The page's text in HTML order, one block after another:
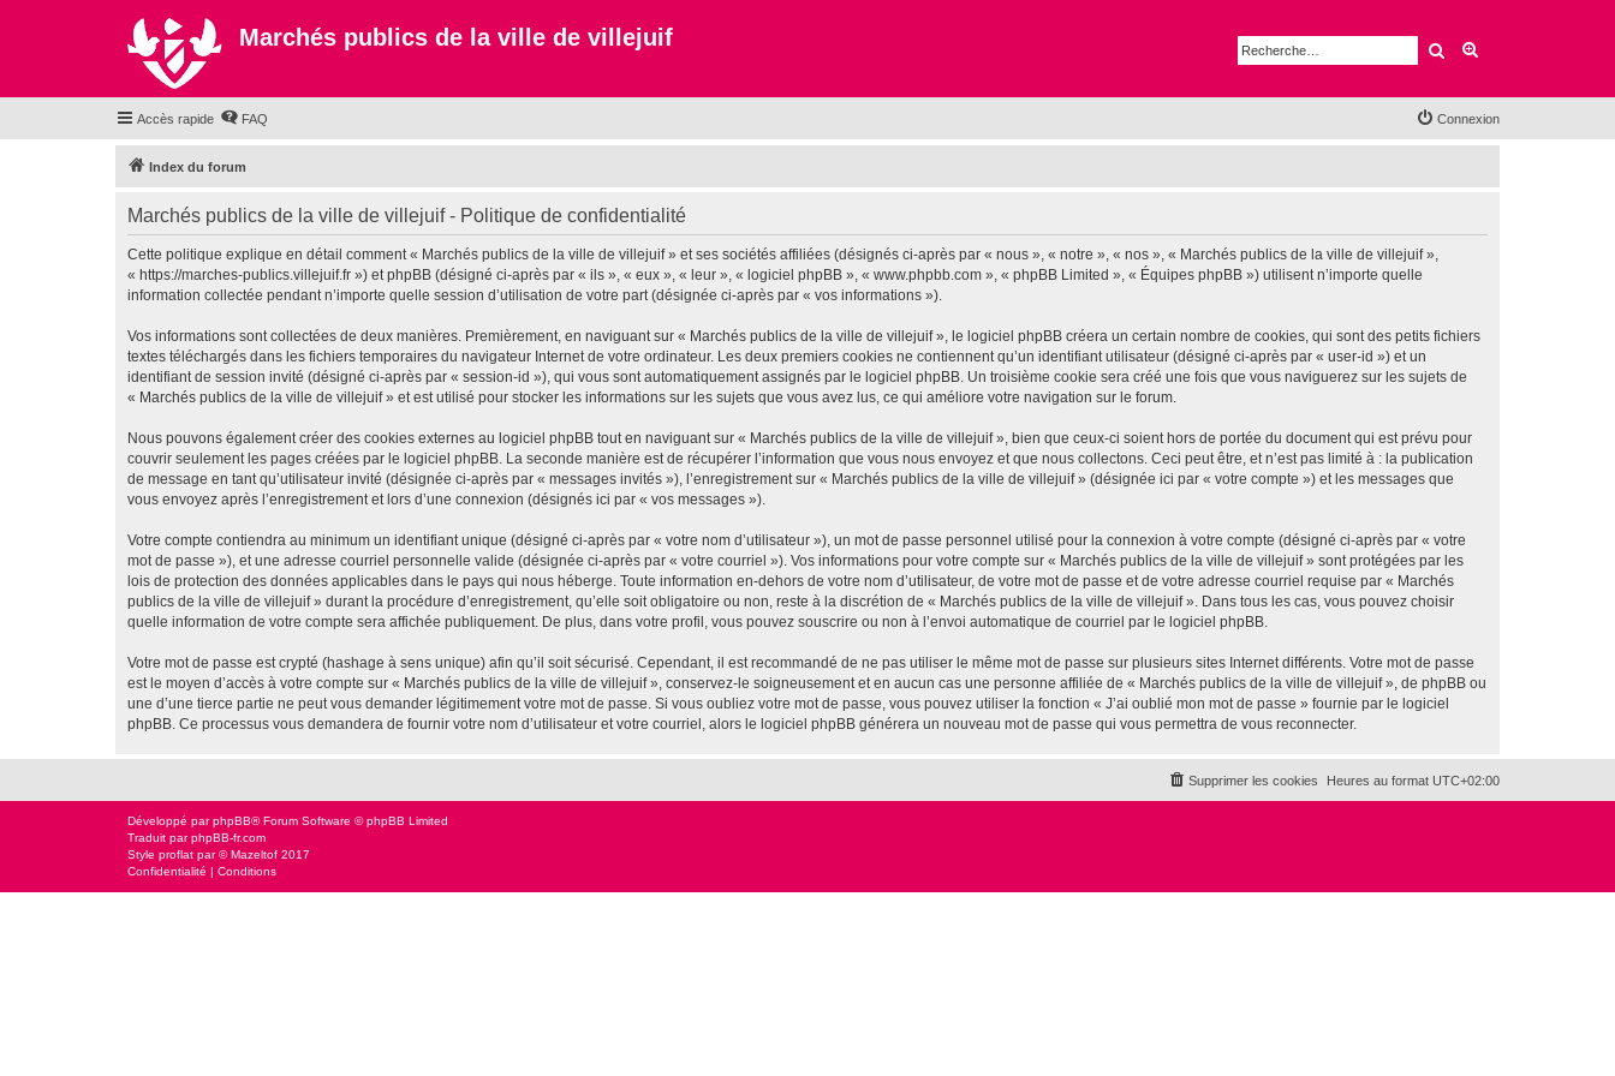
Marchés publics de la ville de villejuif Rechercher
Accès rapide FAQ Connexion
Index du forum
Marchés publics de la ville de villejuif - Politique de confidentialité
Cette politique explique en détail comment « Marchés publics de la ville de villejuif » et ses sociétés affiliées (désignés ci-après par « nous », « notre », « nos », « Marchés publics de la ville de villejuif »,
« https://marches-publics.villejuif.fr ») et phpBB (désigné ci-après par « ils », « eux », « leur », « logiciel phpBB », « www.phpbb.com », « phpBB Limited », « Équipes phpBB ») utilisent n’importe quelle
information collectée pendant n’importe quelle session d’utilisation de votre part (désignée ci-après par « vos informations »).
Vos informations sont collectées de deux manières. Premièrement, en naviguant sur « Marchés publics de la ville de villejuif », le logiciel phpBB créera un certain nombre de cookies, qui sont des petits fichiers
textes téléchargés dans les fichiers temporaires du navigateur Internet de votre ordinateur. Les deux premiers cookies ne contiennent qu’un identifiant utilisateur (désigné ci-après par « user-id ») et un
identifiant de session invité (désigné ci-après par « session-id »), qui vous sont automatiquement assignés par le logiciel phpBB. Un troisième cookie sera créé une fois que vous naviguerez sur les sujets de
« Marchés publics de la ville de villejuif » et est utilisé pour stocker les informations sur les sujets que vous avez lus, ce qui améliore votre navigation sur le forum.
Nous pouvons également créer des cookies externes au logiciel phpBB tout en naviguant sur « Marchés publics de la ville de villejuif », bien que ceux-ci soient hors de portée du document qui est prévu pour
couvrir seulement les pages créées par le logiciel phpBB. La seconde manière est de récupérer l’information que vous nous envoyez et que nous collectons. Ceci peut être, et n’est pas limité à : la publication
de message en tant qu’utilisateur invité (désignée ci-après par « messages invités »), l’enregistrement sur « Marchés publics de la ville de villejuif » (désignée ici par « votre compte ») et les messages que
vous envoyez après l’enregistrement et lors d’une connexion (désignés ici par « vos messages »).
Votre compte contiendra au minimum un identifiant unique (désigné ci-après par « votre nom d’utilisateur »), un mot de passe personnel utilisé pour la connexion à votre compte (désigné ci-après par « votre
mot de passe »), et une adresse courriel personnelle valide (désignée ci-après par « votre courriel »). Vos informations pour votre compte sur « Marchés publics de la ville de villejuif » sont protégées par les
lois de protection des données applicables dans le pays qui nous héberge. Toute information en-dehors de votre nom d’utilisateur, de votre mot de passe et de votre adresse courriel requise par « Marchés
publics de la ville de villejuif » durant la procédure d’enregistrement, qu’elle soit obligatoire ou non, reste à la discrétion de « Marchés publics de la ville de villejuif ». Dans tous les cas, vous pouvez choisir
quelle information de votre compte sera affichée publiquement. De plus, dans votre profil, vous pouvez souscrire ou non à l’envoi automatique de courriel par le logiciel phpBB.
Votre mot de passe est crypté (hashage à sens unique) afin qu’il soit sécurisé. Cependant, il est recommandé de ne pas utiliser le même mot de passe sur plusieurs sites Internet différents. Votre mot de passe
est le moyen d’accès à votre compte sur « Marchés publics de la ville de villejuif », conservez-le soigneusement et en aucun cas une personne affiliée de « Marchés publics de la ville de villejuif », de phpBB ou
une d’une tierce partie ne peut vous demander légitimement votre mot de passe. Si vous oubliez votre mot de passe, vous pouvez utiliser la fonction « J’ai oublié mon mot de passe » fournie par le logiciel
phpBB. Ce processus vous demandera de fournir votre nom d’utilisateur et votre courriel, alors le logiciel phpBB générera un nouveau mot de passe qui vous permettra de vous reconnecter.
Heures au format UTC+02:00
Supprimer les cookies
Développé parphpBB® Forum Software © phpBB Limited
Traduit parphpBB-fr.com
Style proflat par ©Mazeltof 2017
Confidentialité | Conditions